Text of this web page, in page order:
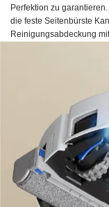
Perfektion zu
die feste Seitenbürste
Reinigungsabdeckung